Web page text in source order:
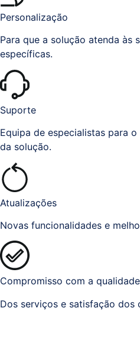
Personalização
Para que a solução atenda às
específicas.
Suporte
Equipa de especialistas para
da solução.
Atualizações
Novas funcionalidades e
Compromisso com a qualidade
Dos serviços e satisfação dos